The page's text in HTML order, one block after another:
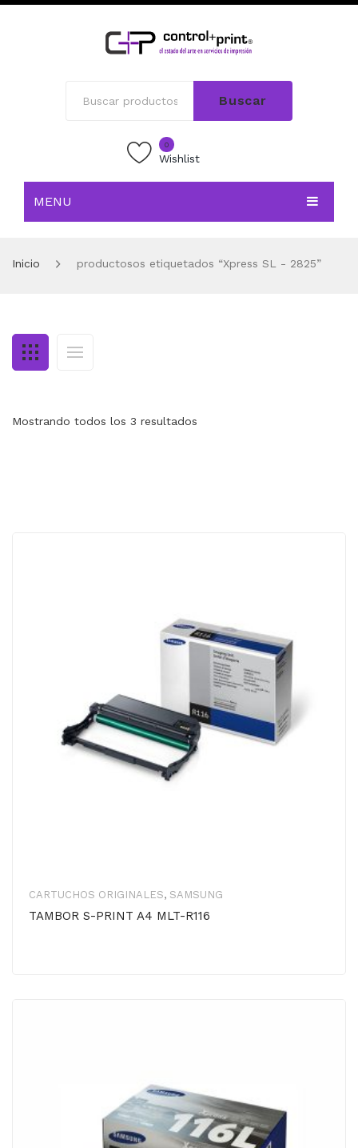
Buscar
0
Wishlist
MENU
TIENDA
CONTACTO
MI CUENTA
Inicio productosos etiquetados “Xpress SL - 2825”
Mostrando todos los 3 resultados
CARTUCHOS ORIGINALES, SAMSUNG
TAMBOR S-PRINT A4 MLT-R116